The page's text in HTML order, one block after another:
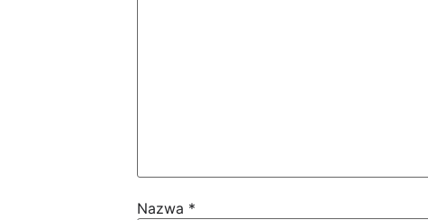
Nazwa *